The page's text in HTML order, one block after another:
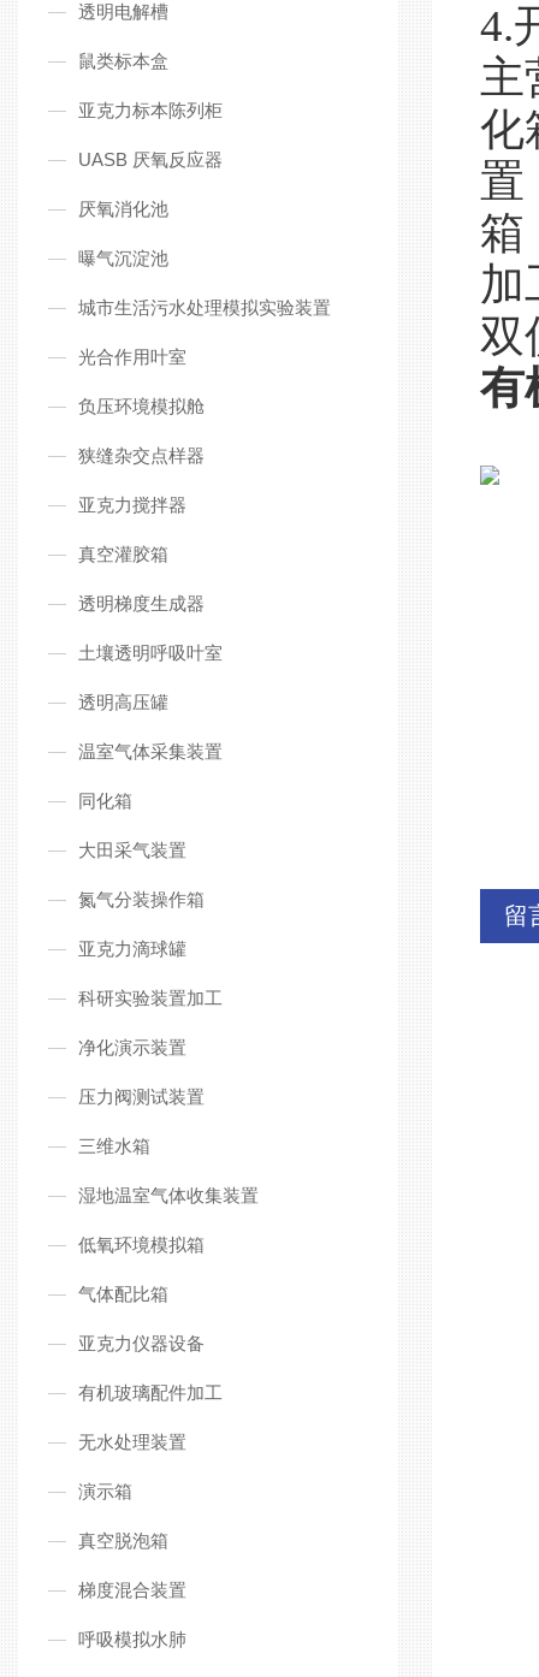
透明电解槽
鼠类标本盒
亚克力标本陈列柜
UASB 厌氧反应器
厌氧消化池
曝气沉淀池
城市生活污水处理模拟实验装置
光合作用叶室
负压环境模拟舱
狭缝杂交点样器
亚克力搅拌器
真空灌胶箱
透明梯度生成器
土壤透明呼吸叶室
透明高压罐
温室气体采集装置
同化箱
大田采气装置
氮气分装操作箱
亚克力滴球罐
科研实验装置加工
净化演示装置
压力阀测试装置
三维水箱
湿地温室气体收集装置
低氧环境模拟箱
气体配比箱
亚克力仪器设备
有机玻璃配件加工
无水处理装置
演示箱
真空脱泡箱
梯度混合装置
呼吸模拟水肺
4.
主
化
置
箱
加
双
有
留